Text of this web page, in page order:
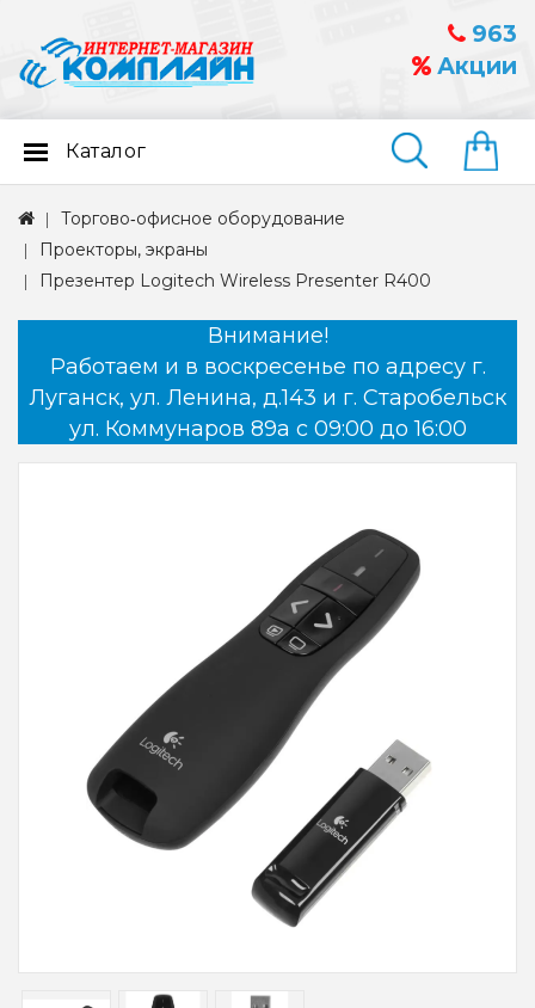
963
Акции
Найти
Каталог
Торгово‑офисное оборудование
Проекторы, экраны
Презентер Logitech Wireless Presenter R400
Внимание!
Работаем и в воскресенье по адресу г.
Луганск, ул. Ленина, д.143 и г. Старобельск
ул. Коммунаров 89а с 09:00 до 16:00